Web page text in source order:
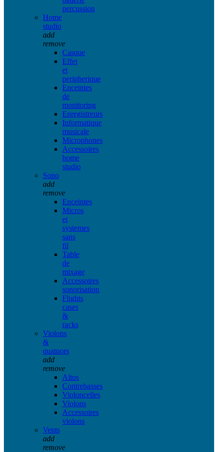
percussion
Home
studio
add
remove
Casque
Effet
et
peripherique
Enceintes
de
monitoring
Enregistreurs
Informatique
musicale
Microphones
Accessoires
home
studio
Sono
add
remove
Enceintes
Micros
et
systemes
sans
fil
Table
de
mixage
Accessoires
sonorisation
Flights
cases
&
racks
Violons
&
quatuors
add
remove
Altos
Contrebasses
Violoncelles
Violons
Accessoires
violons
Vents
add
remove